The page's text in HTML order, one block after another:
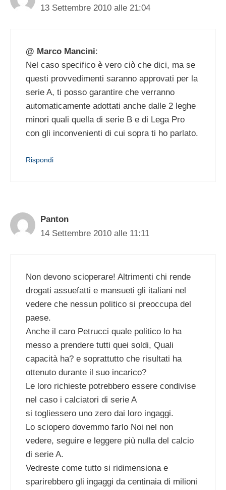
13 Settembre 2010 alle 21:04
@ Marco Mancini:
Nel caso specifico è vero ciò che dici, ma se
questi provvedimenti saranno approvati per la
serie A, ti posso garantire che verranno
automaticamente adottati anche dalle 2 leghe
minori quali quella di serie B e di Lega Pro
con gli inconvenienti di cui sopra ti ho parlato.
Rispondi
Panton
14 Settembre 2010 alle 11:11
Non devono scioperare! Altrimenti chi rende
drogati assuefatti e mansueti gli italiani nel
vedere che nessun politico si preoccupa del
paese.
Anche il caro Petrucci quale politico lo ha
messo a prendere tutti quei soldi, Quali
capacità ha? e soprattutto che risultati ha
ottenuto durante il suo incarico?
Le loro richieste potrebbero essere condivise
nel caso i calciatori di serie A
si togliessero uno zero dai loro ingaggi.
Lo sciopero dovemmo farlo Noi nel non
vedere, seguire e leggere più nulla del calcio
di serie A.
Vedreste come tutto si ridimensiona e
sparirebbero gli ingaggi da centinaia di milioni